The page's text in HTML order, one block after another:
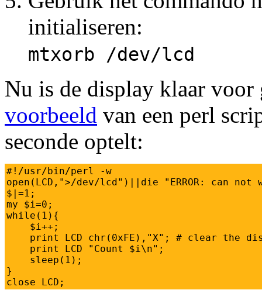
initialiseren:
mtxorb /dev/lcd
Nu is de display klaar
voorbeeld van een perl
seconde optelt:
#!/usr/bin/perl -w
open(LCD,">/dev/lcd")||die "ERROR: can
$|=1;
my $i=0;
while(1){
    $i++;
print LCD chr(0xFE),"X"; # clear the
    print LCD "Count $i\n";
    sleep(1);
}
close LCD;